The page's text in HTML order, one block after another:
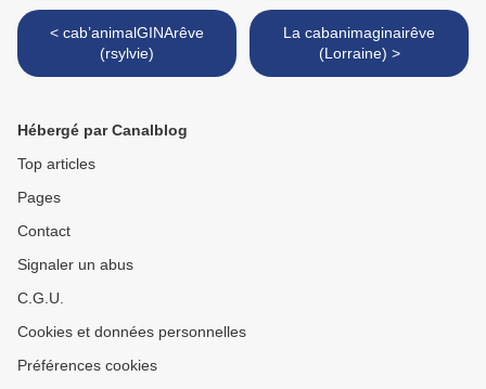
< cab’animalGINArêve
(rsylvie)
La cabanimaginairêve
(Lorraine) >
Hébergé par Canalblog
Top articles
Pages
Contact
Signaler un abus
C.G.U.
Cookies et données personnelles
Préférences cookies